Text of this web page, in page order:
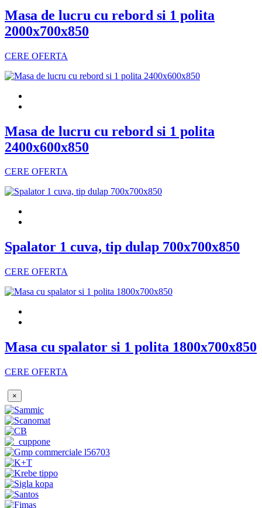
Masa de lucru cu rebord si 1 polita
2000x700x850
CERE OFERTA
Masa de lucru cu rebord si 1 polita
2400x600x850
CERE OFERTA
Spalator 1 cuva, tip dulap 700x700x850
CERE OFERTA
Masa cu spalator si 1 polita 1800x700x850
CERE OFERTA
×